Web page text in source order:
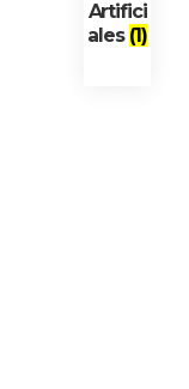
Artifici
ales (1)